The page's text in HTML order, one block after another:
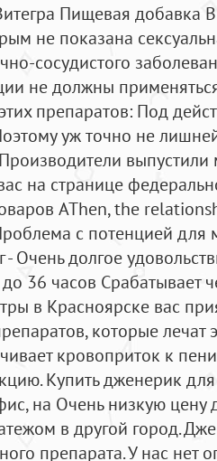
Пищевая добавка
не показана
сосудистого
не должны
препаратов: Под
уж точно не
на странице
AThen, the
с потенцией для
Очень долгое
36 часов Срабатывает
в Красноярске вас
которые лечат
кровоприток к
Купить дженерик
на Очень низкую цену
в другой город.
препарата. У нас нет